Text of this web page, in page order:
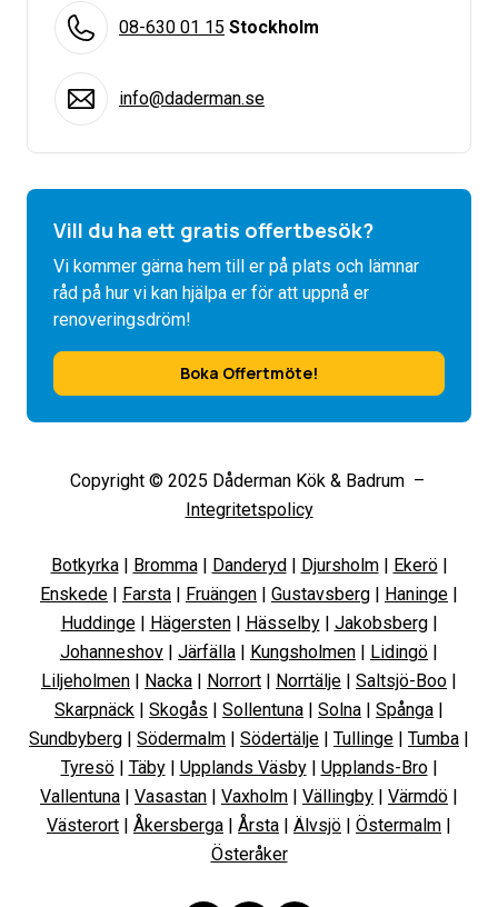
08-630 01 15 Stockholm
info@daderman.se
Vill du ha ett gratis offertbesök?
Vi kommer gärna hem till er på plats och lämnar
råd på hur vi kan hjälpa er för att uppnå er
renoveringsdröm!
Boka Offertmöte!
Copyright © 2025 Dåderman Kök & Badrum –
Integritetspolicy
Botkyrka| Bromma| Danderyd| Djursholm| Ekerö|
Enskede | Farsta | Fruängen | Gustavsberg | Haninge |
Huddinge| Hägersten| Hässelby| Jakobsberg|
Johanneshov | Järfälla | Kungsholmen | Lidingö |
Liljeholmen | Nacka | Norrort | Norrtälje | Saltsjö-Boo |
Skarpnäck | Skogås | Sollentuna | Solna | Spånga |
Sundbyberg | Södermalm | Södertälje | Tullinge | Tumba |
Tyresö| Täby| Upplands Väsby| Upplands-Bro|
Vallentuna | Vasastan | Vaxholm | Vällingby | Värmdö |
Västerort | Åkersberga | Årsta | Älvsjö | Östermalm |
Österåker